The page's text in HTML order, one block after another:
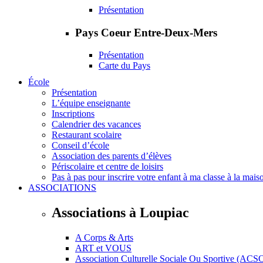
Présentation
Pays Coeur Entre-Deux-Mers
Présentation
Carte du Pays
École
Présentation
L’équipe enseignante
Inscriptions
Calendrier des vacances
Restaurant scolaire
Conseil d’école
Association des parents d’élèves
Périscolaire et centre de loisirs
Pas à pas pour inscrire votre enfant à ma classe à la
ASSOCIATIONS
Associations à Loupiac
A Corps & Arts
ART et VOUS
Association Culturelle Sociale Ou Sportive